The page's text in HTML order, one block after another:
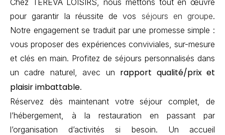
pour garantir la réussite de vos séjours en groupe.
Notre engagement se traduit par une promesse simple :
vous proposer des expériences conviviales, sur-mesure
et clés en main. Profitez de séjours personnalisés dans
un cadre naturel, avec un rapport qualité/prix et
plaisir imbattable.
Réservez dès maintenant votre séjour complet, de
l’hébergement, à la restauration en passant par
l’organisation d’activités si besoin. Un accueil